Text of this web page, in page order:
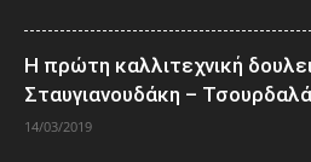
Η πρώτη καλλιτεχνική
Σταυγιανουδάκη –
14/03/2019